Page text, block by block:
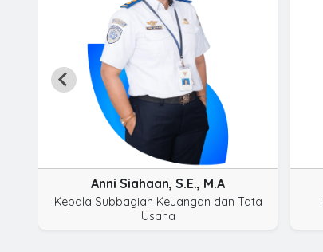
Anni Siahaan, S.E., M.A
Kepala Subbagian Keuangan dan Tata
Usaha